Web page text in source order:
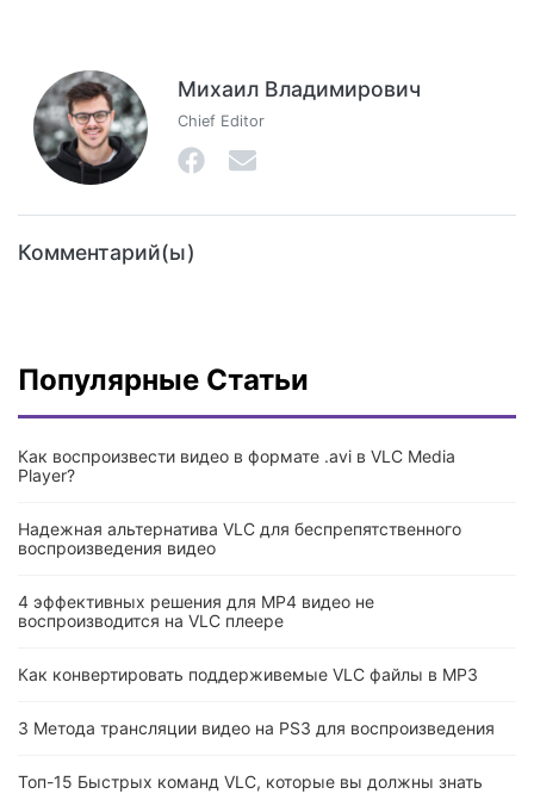
Михаил Владимирович
Chief Editor
Комментарий(ы)
Популярные Статьи
Как воспроизвести видео в формате .avi в VLC Media
Player?
Надежная альтернатива VLC для беспрепятственного
воспроизведения видео
4 эффективных решения для MP4 видео не
воспроизводится на VLC плеере
Как конвертировать поддерживемые VLC файлы в MP3
3 Метода трансляции видео на PS3 для воспроизведения
Топ-15 Быстрых команд VLC, которые вы должны знать